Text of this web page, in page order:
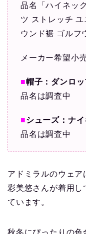
品名「ハイネッ
ツ ストレッチ
ウンド裾 ゴルフ
メーカー希望
■帽子：ダンロ
品名は調査中
■シューズ：ナイ
品名は調査中
アドミラルのウェ
彩美悠さんが着用し
ています。
秋冬にぴったりの色